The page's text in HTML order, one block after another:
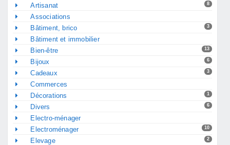
8
Artisanat
Associations
3
Bâtiment, brico
Bâtiment et immobilier
13
Bien-être
6
Bijoux
3
Cadeaux
Commerces
1
Décorations
6
Divers
Electro-ménager
10
Electroménager
2
Elevage